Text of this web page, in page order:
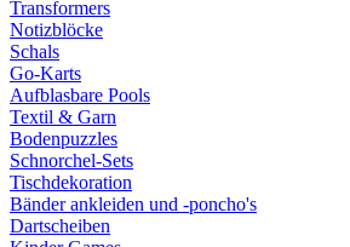
Transformers
Notizblöcke
Schals
Go-Karts
Aufblasbare Pools
Textil & Garn
Bodenpuzzles
Schnorchel-Sets
Tischdekoration
Bänder ankleiden und -poncho's
Dartscheiben